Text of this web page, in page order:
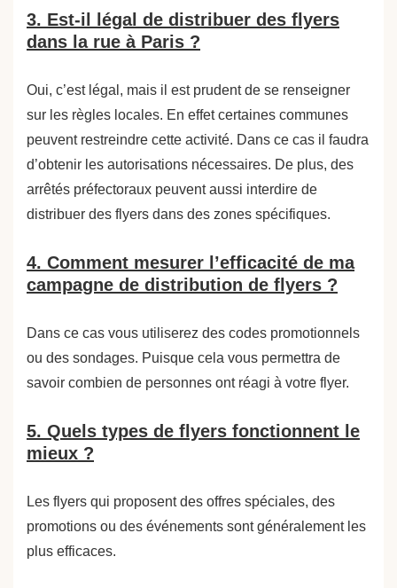
3. Est-il légal de distribuer des flyers
dans la rue à Paris ?
Oui, c’est légal, mais il est prudent de se renseigner
sur les règles locales. En effet certaines communes
peuvent restreindre cette activité. Dans ce cas il faudra
d’obtenir les autorisations nécessaires. De plus, des
arrêtés préfectoraux peuvent aussi interdire de
distribuer des flyers dans des zones spécifiques.
4. Comment mesurer l’efficacité de ma
campagne de distribution de flyers ?
Dans ce cas vous utiliserez des codes promotionnels
ou des sondages. Puisque cela vous permettra de
savoir combien de personnes ont réagi à votre flyer.
5. Quels types de flyers fonctionnent le
mieux ?
Les flyers qui proposent des offres spéciales, des
promotions ou des événements sont généralement les
plus efficaces.